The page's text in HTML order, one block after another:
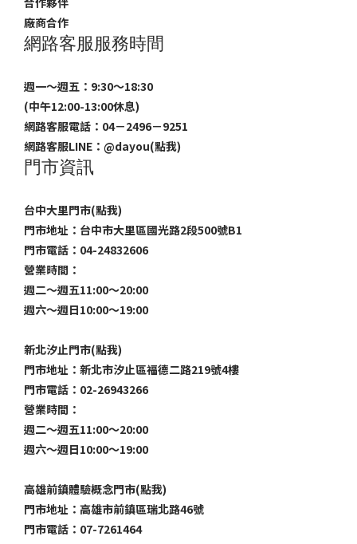
廠商合作
網路客服服務時間
週一～週五：9:30～18:30
(中午12:00-13:00休息)
網路客服電話：04－2496－9251
網路客服LINE： @dayou(點我)
門市資訊
台中大里門市(點我)
門市地址：台中市大里區國光路2段500號B1
門市電話：04-24832606
營業時間：
週二～週五11:00～20:00
週六～週日10:00～19:00
新北汐止門市(點我)
門市地址：新北市汐止區福德二路219號4樓
門市電話：02-26943266
營業時間：
週二～週五11:00～20:00
週六～週日10:00～19:00
高雄前鎮體驗概念門市(點我)
門市地址：高雄市前鎮區瑞北路46號
門市電話：07-7261464